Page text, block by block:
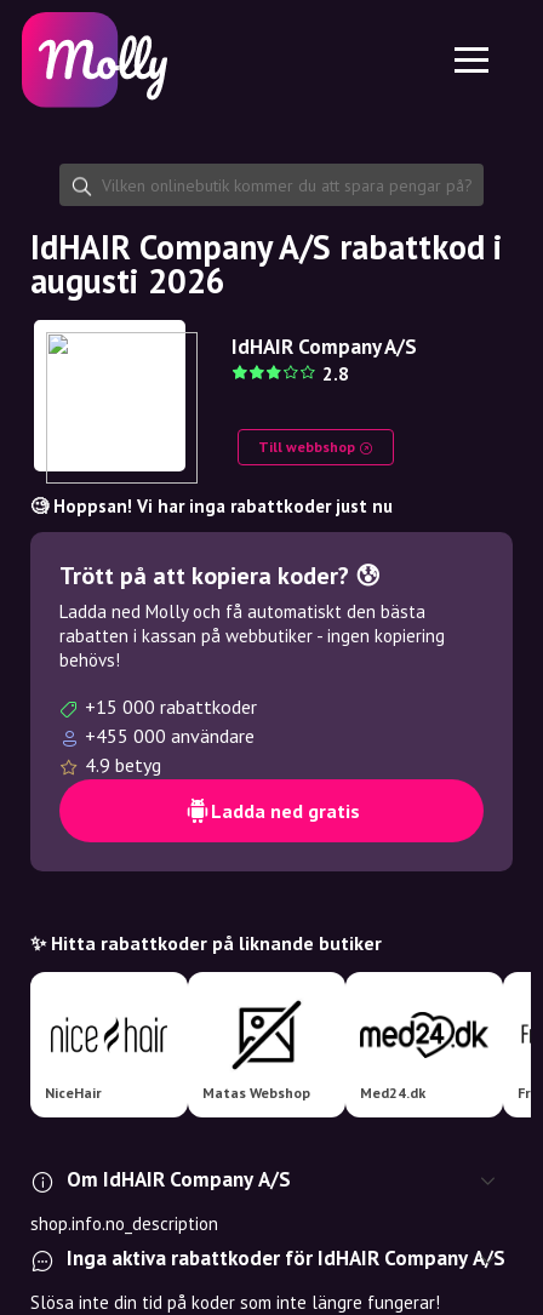
Hudvård
Hårvård
Dela rabattkod
Funktioner
Jobb
Om oss
Samarbete
Plattform
Molly till iPhone och iPad
Molly till Android
SE
EN
SE
NO
DE
IdHAIR Company A/S rabattkod i
augusti 2026
IdHAIR Company A/S
2.8
Till webbshop
🧐 Hoppsan! Vi har inga rabattkoder just nu
Trött på att kopiera koder? 😰
Ladda ned Molly och få automatiskt den bästa
rabatten i kassan på webbutiker - ingen kopiering
behövs!
+15 000 rabattkoder
+455 000 användare
4.9 betyg
Ladda ned gratis
✨ Hitta rabattkoder på liknande butiker
NiceHair Matas Webshop Med24.dk
Om IdHAIR Company A/S
shop.info.no_description
Inga aktiva rabattkoder för IdHAIR Company A/S
Slösa inte din tid på koder som inte längre fungerar!